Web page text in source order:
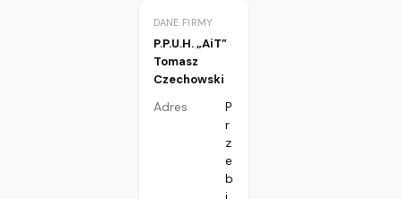
DANE FIRMY
P.P.U.H. „AiT”
Tomasz
Czechowski
Adres
P
r
z
e
b